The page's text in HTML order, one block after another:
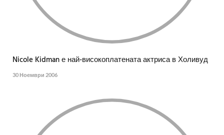
Nicole Kidman е най-високоплатената актриса в Холивуд
30 Ноември 2006